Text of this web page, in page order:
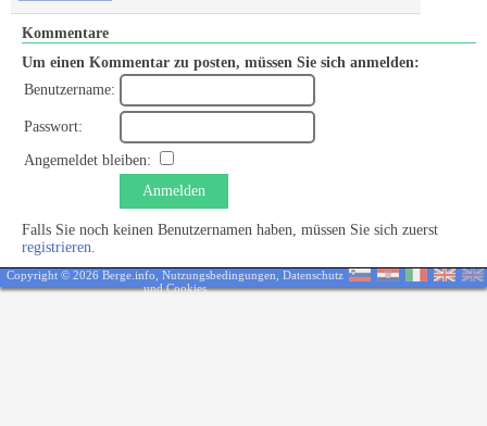
Kommentare
Um einen Kommentar zu posten, müssen Sie sich anmelden:
Benutzername:
Passwort:
Angemeldet bleiben:
Anmelden
Falls Sie noch keinen Benutzernamen haben, müssen Sie sich zuerst
registrieren.
Copyright © 2026 Berge.info, Nutzungsbedingungen Datenschutz
und Cookies